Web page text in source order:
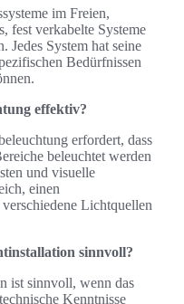
im Freien,
fest verkabelte Systeme
Jedes System hat seine
Bedürfnissen
effektiv?
erfordert, dass
beleuchtet werden
und visuelle
einen
Lichtquellen
sinnvoll?
ist sinnvoll, wenn das
Kenntnisse